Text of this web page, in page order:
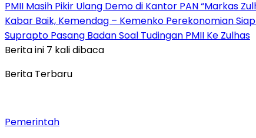
PMII Masih Pikir Ulang Demo di Kantor PAN “Markas
Kabar Baik, Kemendag – Kemenko Perekonomian
Suprapto Pasang Badan Soal Tudingan PMII Ke Zulhas
Berita ini 7 kali dibaca
Berita Terbaru
Pemerintah